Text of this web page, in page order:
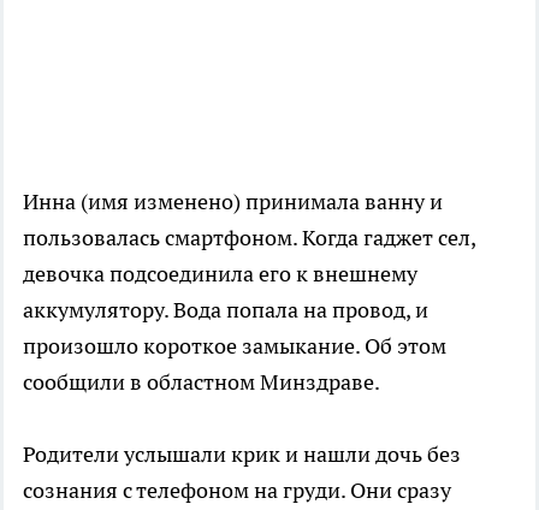
Инна (имя изменено) принимала ванну и
пользовалась смартфоном. Когда гаджет сел,
девочка подсоединила его к внешнему
аккумулятору. Вода попала на провод, и
произошло короткое замыкание. Об этом
сообщили в областном Минздраве.
Родители услышали крик и нашли дочь без
сознания с телефоном на груди. Они сразу